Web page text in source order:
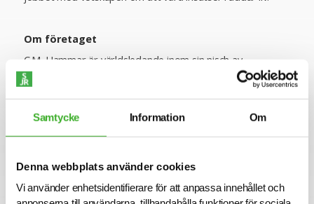
Samtycke Information Om
Denna webbplats använder cookies
Vi använder enhetsidentifierare för att anpassa innehållet och
Om företaget
C.M. Hammar är världsledande inom sin nisch av
livräddande produkter till sjöss. Företaget utvecklar,
producerar och säljer frigöringssystem för
livräddningsflottar och uppblåsningsmekanismer till
flytvästar. Försäljningen sker via OEM samt distributörer i
över 75 länder under devisen "Better solutions for Safety
sitt huvudkontor i Göteborg. Idag arbetar 55 personer i
kronor.